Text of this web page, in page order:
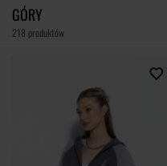
GÓRY
218 produktów